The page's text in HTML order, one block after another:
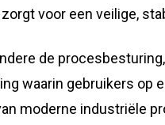
voor een veilige,
de
waarin gebruikers
moderne industriële